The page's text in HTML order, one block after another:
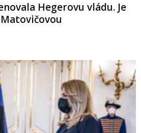
Hegerovu vládu. Je